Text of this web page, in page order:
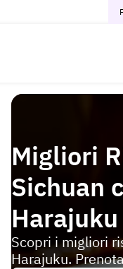
Migliori
Sichuan
Harajuku
Scopri i migliori
Harajuku.